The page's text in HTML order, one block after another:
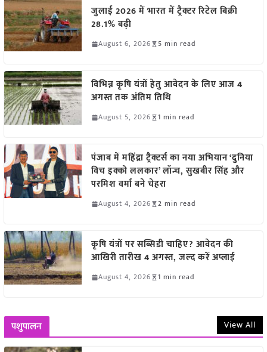
जुलाई 2026 में भारत में ट्रैक्टर रिटेल बिक्री
28.1% बढ़ी
August 6, 2026 5 min read
विभिन्न कृषि यंत्रों हेतु आवेदन के लिए आज 4
अगस्त तक अंतिम तिथि
August 5, 2026 1 min read
पंजाब में महिंद्रा ट्रैक्टर्स का नया अभियान ‘दुनिया
विच इक्को ललकार’ लॉन्च, सुखबीर सिंह और
परमिश वर्मा बने चेहरा
August 4, 2026 2 min read
कृषि यंत्रों पर सब्सिडी चाहिए? आवेदन की
आखिरी तारीख 4 अगस्त, जल्द करें अप्लाई
August 4, 2026 1 min read
पशुपालन View All